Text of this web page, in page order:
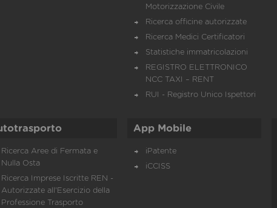
Motorizzazione Civile
Ricerca officine autorizzate
Ricerca Medici Certificatori
Statistiche immatricolazioni
REGISTRO ELETTRONICO
NCC TAXI – RENT
RUI - Registro Unico Ispettori
Ricerca Aree di Fermata e
Nulla Osta
Ricerca Imprese Iscritte REN -
Autorizzate all'Esercizio della
Professione Trasporto
App Mobile
iPatente
iCCISS